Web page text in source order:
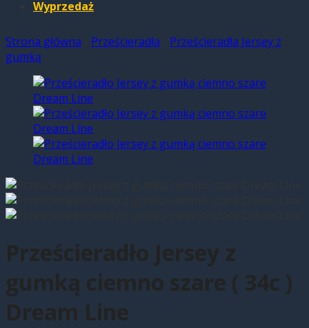
Wyprzedaż
Strona główna Prześcieradła
Prześcieradła Jersey z
gumką
Prześcieradło Jersey z
gumką ciemno szare ( 34c )
Dream Line